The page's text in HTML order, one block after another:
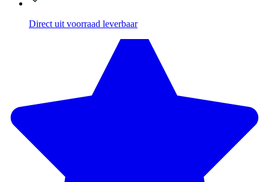
Direct uit voorraad leverbaar